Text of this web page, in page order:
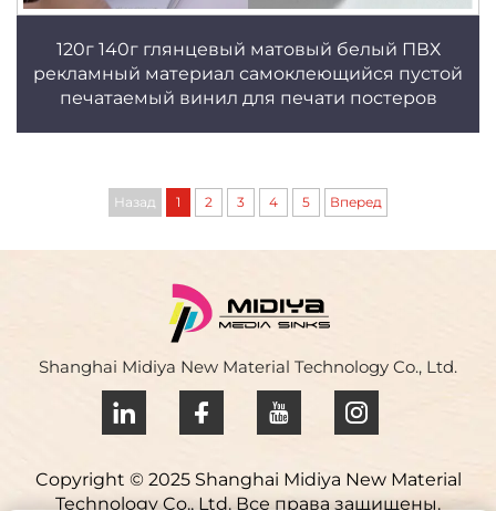
120г 140г глянцевый матовый белый ПВХ
рекламный материал самоклеющийся пустой
печатаемый винил для печати постеров
Назад 1 2 3 4 5 Вперед
Shanghai Midiya New Material Technology Co., Ltd.
Copyright © 2025 Shanghai Midiya New Material
Technology Co., Ltd. Все права защищены.